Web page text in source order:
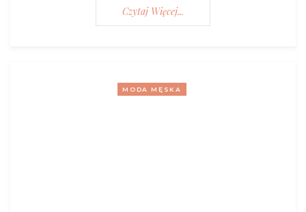
Czytaj Więcej...
MODA MĘSKA